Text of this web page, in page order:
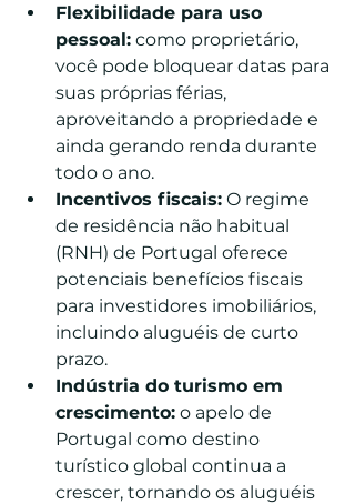
Flexibilidade para uso
pessoal: como proprietário,
você pode bloquear datas para
suas próprias férias,
aproveitando a propriedade e
ainda gerando renda durante
todo o ano.
Incentivos fiscais: O regime
de residência não habitual
(RNH) de Portugal oferece
potenciais benefícios fiscais
para investidores imobiliários,
incluindo aluguéis de curto
prazo.
Indústria do turismo em
crescimento: o apelo de
Portugal como destino
turístico global continua a
crescer, tornando os aluguéis